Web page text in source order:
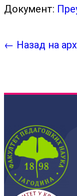
Документ:
← Назад на